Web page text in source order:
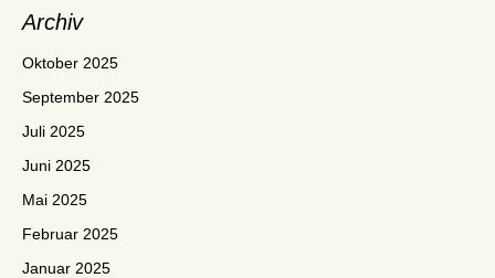
Archiv
Oktober 2025
September 2025
Juli 2025
Juni 2025
Mai 2025
Februar 2025
Januar 2025